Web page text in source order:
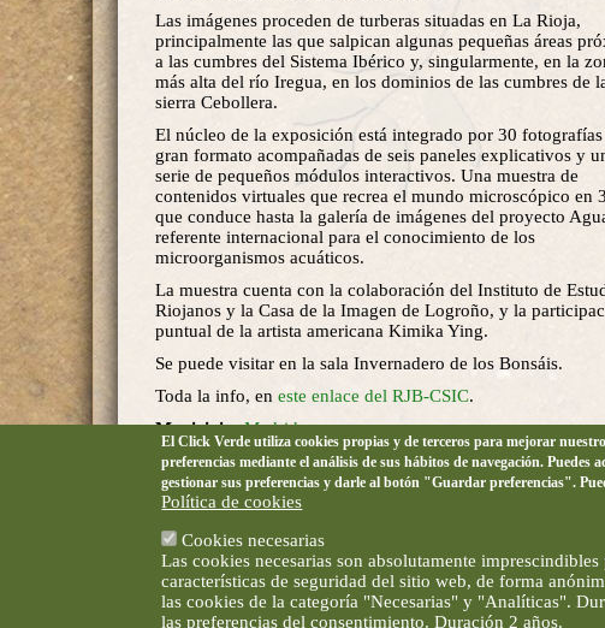
Las imágenes proceden de turberas situadas en La Rioja,
principalmente las que salpican algunas pequeñas áreas
a las cumbres del Sistema Ibérico y, singularmente, en la
más alta del río Iregua, en los dominios de las cumbres de
sierra Cebollera.
El núcleo de la exposición está integrado por 30 fotografías
gran formato acompañadas de seis paneles explicativos y
serie de pequeños módulos interactivos. Una muestra de
contenidos virtuales que recrea el mundo microscópico en
que conduce hasta la galería de imágenes del proyecto
referente internacional para el conocimiento de los
microorganismos acuáticos.
La muestra cuenta con la colaboración del Instituto de
Riojanos y la Casa de la Imagen de Logroño, y la
puntual de la artista americana Kimika Ying.
Se puede visitar en la sala Invernadero de los Bonsáis.
Toda la info, en este enlace del RJB-CSIC.
Municipio:Madrid
Lugar:Real Jardín Botánico
Organiza: RJB
Precio:
El Click Verde utiliza cookies propias y de terceros para mejorar
preferencias mediante el análisis de sus hábitos de navegación.
gestionar sus preferencias y darle al botón "Guardar preferencias".
Política de cookies
Cookies necesarias
Las cookies necesarias son absolutamente
características de seguridad del sitio web, de forma
las cookies de la categoría "Necesarias" y "Analíticas".
las preferencias del consentimiento. Duración 2 años.